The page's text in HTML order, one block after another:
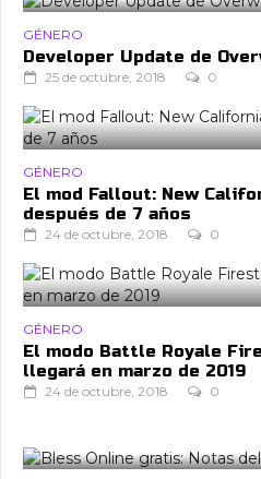
GÉNERO
Developer Update de
25 de octubre, 2018 0
GÉNERO
El mod Fallout: New
después de 7 años
24 de octubre, 2018 0
GÉNERO
El modo Battle Royale
llegará en marzo de 2019
24 de octubre, 2018 0